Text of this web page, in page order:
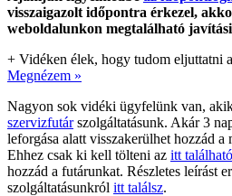
visszaigazolt időpontra érkezel,
weboldalunkon megtalálható
+ Vidéken élek, hogy tudom eljuttatni
Megnézem »
Nagyon sok vidéki ügyfelünk van,
szervizfutárszolgáltatásunk. Akár 3
leforgása alatt visszakerülhet hozzád a
Ehhez csak ki kell tölteni az itt
hozzád a futárunkat. Részletes leírást
szolgáltatásunkról itt találsz.